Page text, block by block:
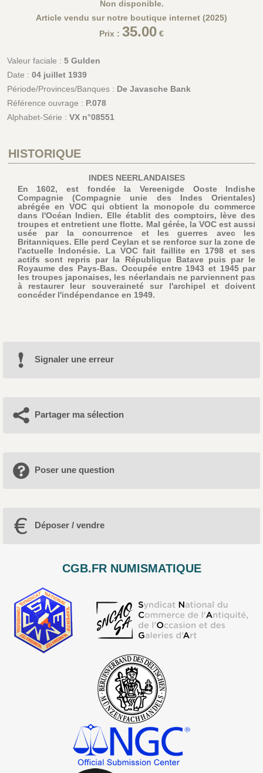
Non disponible.
Article vendu sur notre boutique internet (2025)
Prix : 35.00 €
Valeur faciale : 5 Gulden
Date : 04 juillet 1939
Période/Provinces/Banques : De Javasche Bank
Référence ouvrage : P.078
Alphabet-Série : VX n°08551
HISTORIQUE
INDES NEERLANDAISES
En 1602, est fondée la Vereenigde Ooste Indishe
Compagnie (Compagnie unie des Indes Orientales)
abrégée en VOC qui obtient la monopole du commerce
dans l'Océan Indien. Elle établit des comptoirs, lève des
troupes et entretient une flotte. Mal gérée, la VOC est aussi
usée par la concurrence et les guerres avec les
Britanniques. Elle perd Ceylan et se renforce sur la zone de
l'actuelle Indonésie. La VOC fait faillite en 1798 et ses
actifs sont repris par la République Batave puis par le
Royaume des Pays-Bas. Occupée entre 1943 et 1945 par
les troupes japonaises, les néerlandais ne parviennent pas
à restaurer leur souveraineté sur l'archipel et doivent
concéder l'indépendance en 1949.
Signaler une erreur
Partager ma sélection
Poser une question
Déposer / vendre
CGB.FR NUMISMATIQUE